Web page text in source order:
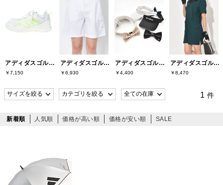
アディダスゴルフ(adidas golf)
￥7,150
アディダスゴルフ(adidas golf)
￥6,930
アディダスゴルフ(adidas golf)
￥4,400
アディダスゴルフ(adidas golf)
￥8,470
1 件
新着順 人気順 価格が高い順 価格が安い順 SALE